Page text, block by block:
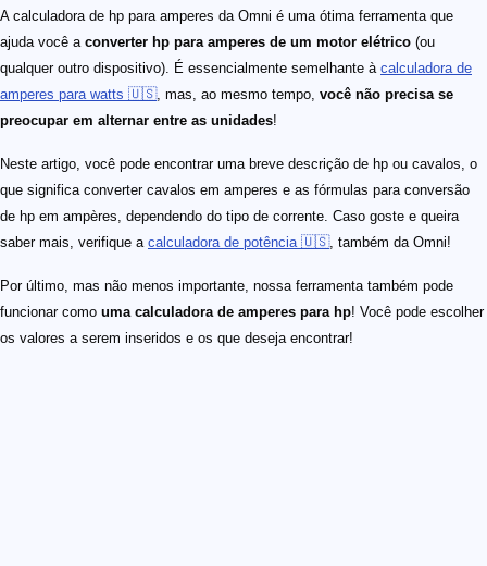
A calculadora de hp para amperes da Omni é uma ótima ferramenta que
ajuda você a converter hp para amperes de um motor elétrico (ou
qualquer outro dispositivo). É essencialmente semelhante à calculadora de
amperes para watts 🇺🇸, mas, ao mesmo tempo, você não precisa se
preocupar em alternar entre as unidades!
Neste artigo, você pode encontrar uma breve descrição de hp ou cavalos, o
que significa converter cavalos em amperes e as fórmulas para conversão
de hp em ampères, dependendo do tipo de corrente. Caso goste e queira
saber mais, verifique a calculadora de potência 🇺🇸, também da Omni!
Por último, mas não menos importante, nossa ferramenta também pode
funcionar como uma calculadora de amperes para hp! Você pode escolher
os valores a serem inseridos e os que deseja encontrar!